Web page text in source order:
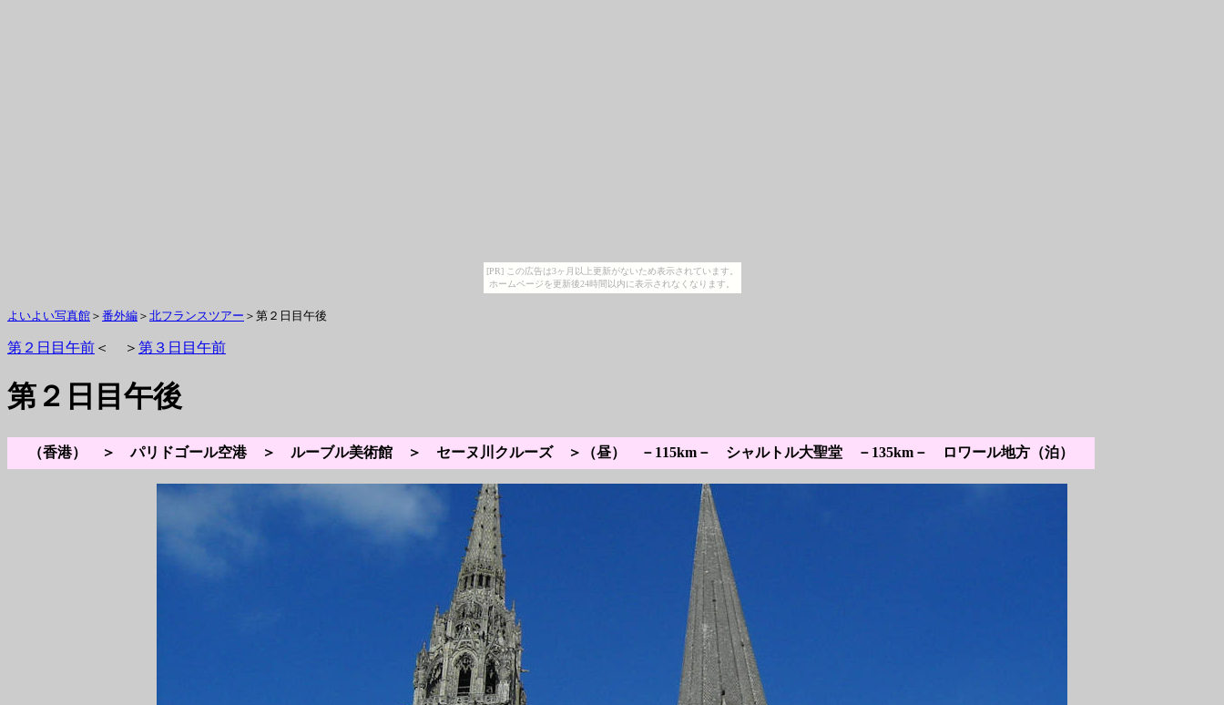
[PR] この広告は3ヶ月以上更新がないため表示されています。
ホームページを更新後24時間以内に表示されなくなります。
よいよい写真館 ＞ 番外編 ＞ 北フランスツアー ＞第２日目午後
第２日目午前 ＜ ＞ 第３日目午前
第２日目午後
（香港） ＞ パリドゴール空港 ＞ ルーブル美術館 ＞ セーヌ川クルーズ ＞（昼） －115km－ シャルトル大聖堂 －135km－ ロワール地方（泊）